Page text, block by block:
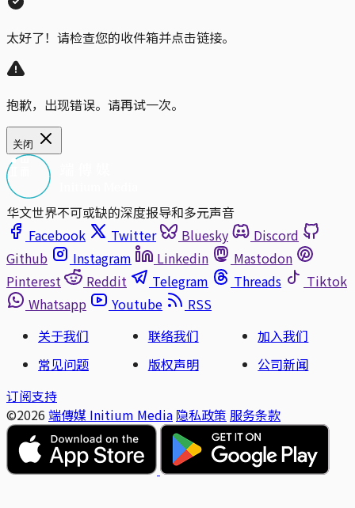
太好了！请检查您的收件箱并点击链接。
抱歉，出现错误。请再试一次。
关闭
华文世界不可或缺的深度报导和多元声音
Facebook
Twitter Bluesky
Discord
Github
Instagram Linkedin
Mastodon
Pinterest
Reddit Telegram Threads
Tiktok
Whatsapp
Youtube
RSS
关于我们
联络我们
加入我们
常见问题
版权声明
公司新闻
订阅支持
©2026 端傳媒 Initium Media 隐私政策 服务条款